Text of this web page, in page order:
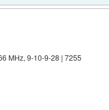
MHz, 9-10-9-28 | 7255